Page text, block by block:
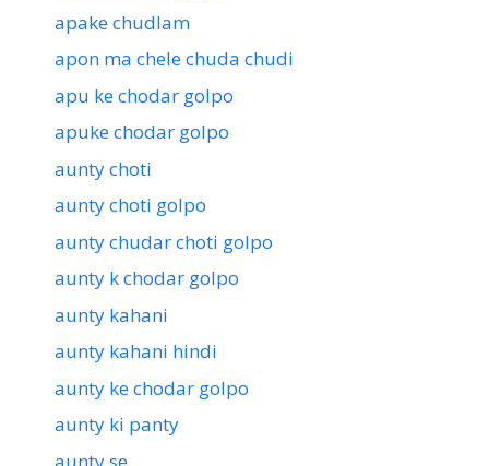
apake chudlam
apon ma chele chuda chudi
apu ke chodar golpo
apuke chodar golpo
aunty choti
aunty choti golpo
aunty chudar choti golpo
aunty k chodar golpo
aunty kahani
aunty kahani hindi
aunty ke chodar golpo
aunty ki panty
aunty se